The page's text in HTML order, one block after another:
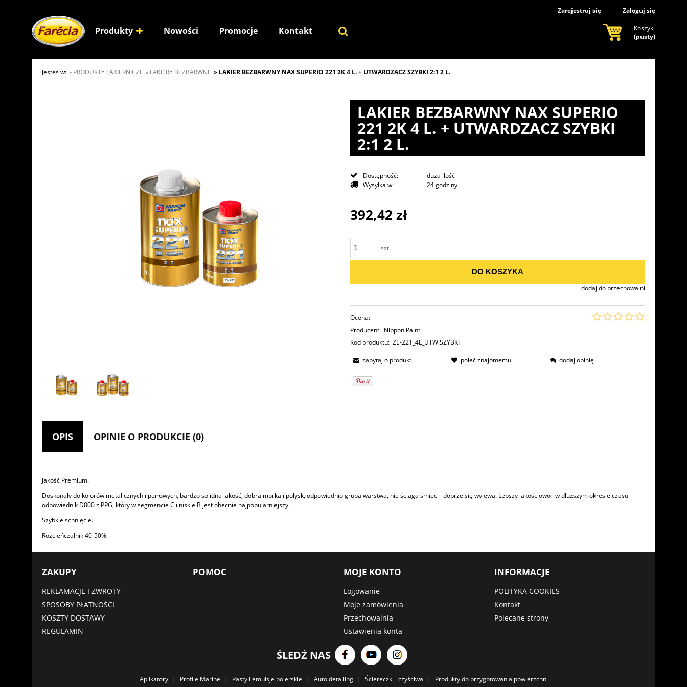
Zarejestruj się
Zaloguj się
Koszyk
(pusty)
Produkty Nowości Promocje Kontakt
Jesteś w: » PRODUKTY LAKIERNICZE » LAKIERY BEZBARWNE » LAKIER BEZBARWNY NAX SUPERIO 221 2K 4 L. + UTWARDZACZ SZYBKI 2:1 2 L.
LAKIER BEZBARWNY NAX SUPERIO
221 2K 4 L. + UTWARDZACZ SZYBKI
2:1 2 L.
Dostępność:
duża ilość
Wysyłka w:
24 godziny
392,42 zł
szt.
DO KOSZYKA
dodaj do przechowalni
Ocena:
Producent: Nippon Paint
Kod produktu: ZE-221_4L_UTW.SZYBKI
zapytaj o produkt poleć znajomemu dodaj opinię
OPIS OPINIE O PRODUKCIE (0)
Jakość Premium.
Doskonały do kolorów metalicznych i perłowych, bardzo solidna jakość, dobra morka i połysk, odpowiednio gruba warstwa, nie ściąga śmieci i dobrze się wylewa. Lepszy jakościowo i w dłuższym okresie czasu
odpowiednik D800 z PPG, który w segmencie C i niskie B jest obecnie najpopularniejszy.
Szybkie schnięcie.
Rozcieńczalnik 40-50%.
ZAKUPY
REKLAMACJE I ZWROTY
SPOSOBY PŁATNOŚCI
KOSZTY DOSTAWY
REGULAMIN
POMOC MOJE KONTO
Logowanie
Moje zamówienia
Przechowalnia
Ustawienia konta
INFORMACJE
POLITYKA COOKIES
Kontakt
Polecane strony
ŚLEDŹ NAS
Aplikatory | Profile Marine | Pasty i emulsje polerskie | Auto detailing | Ściereczki i czyściwa | Produkty do przygotowania powierzchni